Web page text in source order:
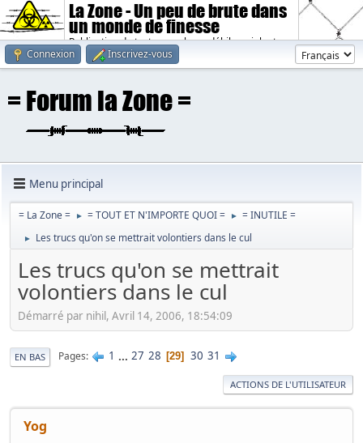
La Zone - Un peu de brute dans
un monde de finesse
Publication de textes sombres, débiles, violents.
Connexion
Inscrivez-vous
Menu principal
= La Zone = ► = TOUT ET N'IMPORTE QUOI = ► = INUTILE =
► Les trucs qu'on se mettrait volontiers dans le cul
Les trucs qu'on se mettrait
volontiers dans le cul
Démarré par nihil, Avril 14, 2006, 18:54:09
EN BAS Pages 1 ... 27 28 29 30 31
ACTIONS DE L'UTILISATEUR
Yog